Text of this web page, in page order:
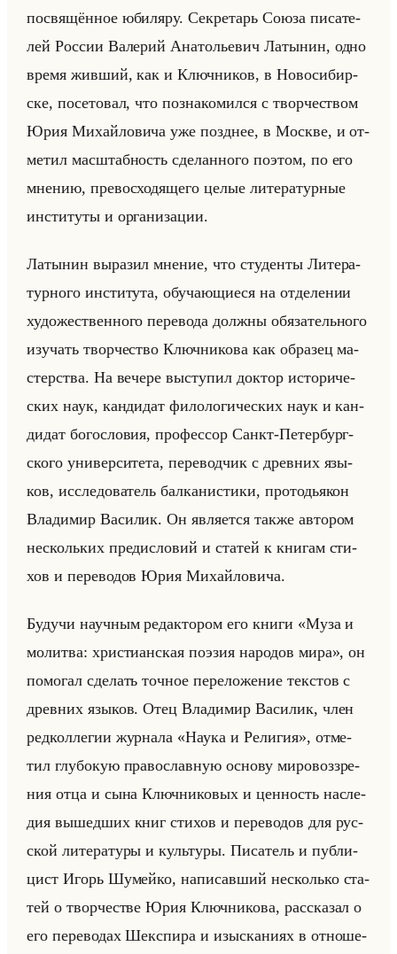
по­свя­щён­ное юби­ля­ру. Сек­ре­тарь Союза пи­са­те­
лей Рос­сии Ва­ле­рий Ана­то­лье­вич Ла­ты­нин, одно
время жив­ший, как и Ключ­ни­ков, в Но­во­си­бир­
ске, по­се­то­вал, что по­зна­ко­мил­ся с твор­че­ством
Юрия Ми­хайло­ви­ча уже позд­нее, в Москве, и от­
ме­тил мас­штаб­ность сде­лан­но­го по­этом, по его
мне­нию, пре­вос­хо­дя­ще­го целые ли­те­ра­тур­ные
ин­сти­ту­ты и ор­га­ни­за­ции.
Ла­ты­нин вы­ра­зил мне­ние, что сту­ден­ты Ли­те­ра­
тур­но­го ин­сти­ту­та, обу­ча­ющи­еся на от­де­ле­нии
ху­до­же­ствен­но­го пе­ре­во­да долж­ны обя­за­тельно­го
изу­чать твор­че­ство Ключ­ни­ко­ва как об­ра­зец ма­
стер­ства. На ве­че­ре вы­сту­пил док­тор ис­то­ри­че­
ских наук, кан­ди­дат фи­ло­ло­ги­че­ских наук и кан­
ди­дат бо­го­сло­вия, про­фес­сор Санкт-Пе­тер­бург­
ско­го уни­вер­си­те­та, пе­ре­вод­чик с древ­них язы­
ков, ис­сле­до­ва­тель бал­ка­ни­сти­ки, про­то­дья­кон
Вла­ди­мир Ва­си­лик. Он яв­ля­ет­ся также ав­то­ром
нескольких пре­ди­сло­вий и ста­тей к кни­гам сти­
хов и пе­ре­во­дов Юрия Ми­хайло­ви­ча.
Бу­дучи на­уч­ным ре­дак­то­ром его книги «Муза и
молитва: христианская поэзия народов мира», он
по­мо­гал сде­лать точ­ное пе­ре­ло­же­ние тек­стов с
древ­них язы­ков. Отец Вла­ди­мир Ва­си­лик, член
ред­кол­ле­гии жур­на­ла «Наука и Религия», от­ме­
тил глу­бо­кую пра­во­слав­ную ос­но­ву ми­ро­воз­зре­
ния отца и сына Ключ­ни­ко­вых и цен­ность на­сле­
дия вы­шед­ших книг сти­хов и пе­ре­во­дов для рус­
ской ли­те­ра­ту­ры и культу­ры. Пи­са­тель и пуб­ли­
цист Игорь Шу­мейко, на­пи­сав­ший несколько ста­
тей о твор­че­стве Юрия Ключ­ни­ко­ва, рас­ска­зал о
его пе­ре­во­дах Шекс­пи­ра и изыс­ка­ни­ях в от­но­ше­